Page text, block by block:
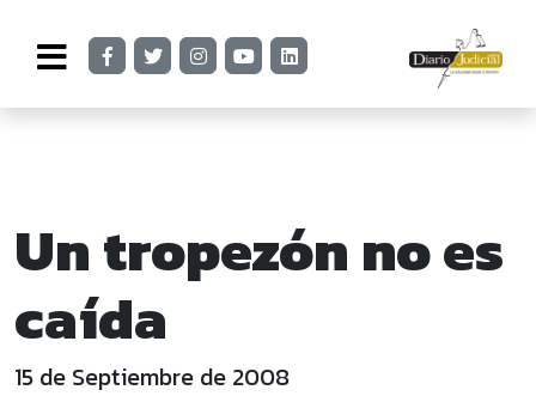
Un tropezón no es
caída
15 de Septiembre de 2008